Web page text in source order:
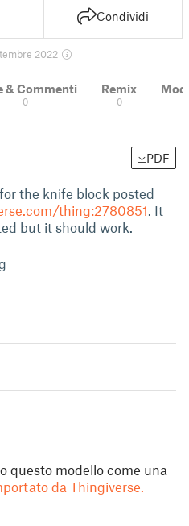
Condividi
2022
& Commenti
0
Remix
0
PDF
the knife block posted
thing:2780851. It
but it should work.
questo modello come una
da Thingiverse.